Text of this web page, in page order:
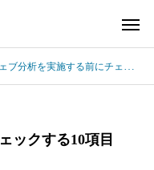
ブ分析を実施する前にチェックする10項目
ックする10項目